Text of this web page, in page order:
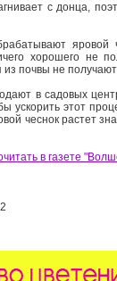
с донца,
яровой
хорошего не
из почвы не
в садовых
ускорить этот
чеснок растет
в газете